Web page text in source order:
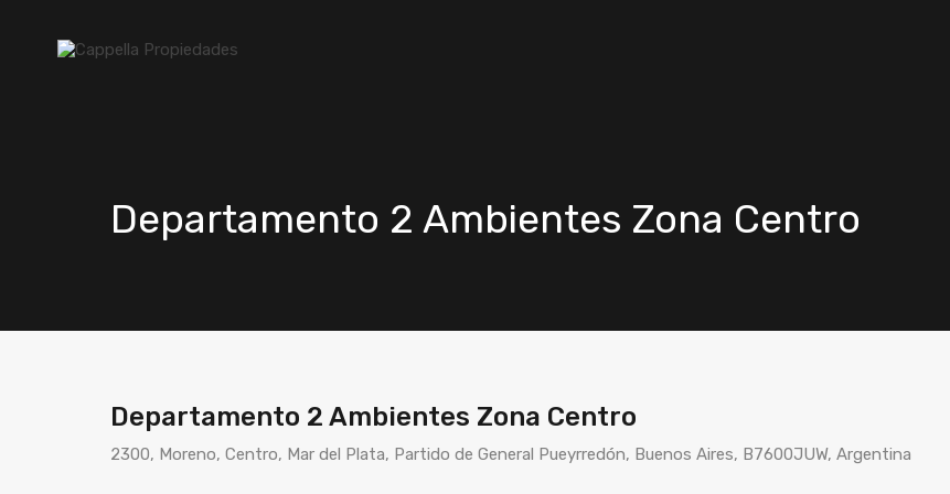
Departamento 2 Ambientes Zona Centro
Departamento 2 Ambientes Zona Centro
2300, Moreno, Centro, Mar del Plata, Partido de General Pueyrredón, Buenos Aires, B7600JUW, Argentina